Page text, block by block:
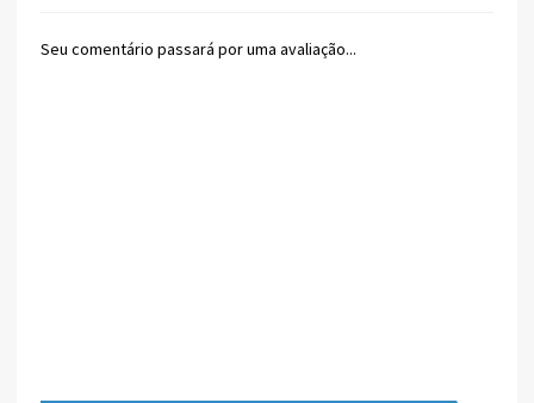
Seu comentário passará por uma avaliação...